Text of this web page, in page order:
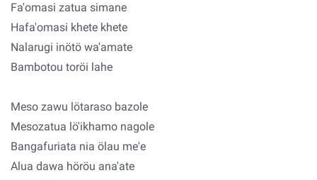
Fa'omasi zatua simane
Hafa'omasi khete khete
Nalarugi inötö wa'amate
Bambotou toröi lahe
Meso zawu lötaraso bazole
Mesozatua lö'ikhamo nagole
Bangafuriata nia ölau me'e
Alua dawa höröu ana'ate